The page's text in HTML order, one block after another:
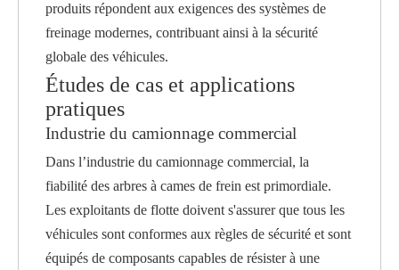
produits répondent aux exigences des systèmes de
freinage modernes, contribuant ainsi à la sécurité
globale des véhicules.
Études de cas et applications
pratiques
Industrie du camionnage commercial
Dans l’industrie du camionnage commercial, la
fiabilité des arbres à cames de frein est primordiale.
Les exploitants de flotte doivent s'assurer que tous les
véhicules sont conformes aux règles de sécurité et sont
équipés de composants capables de résister à une